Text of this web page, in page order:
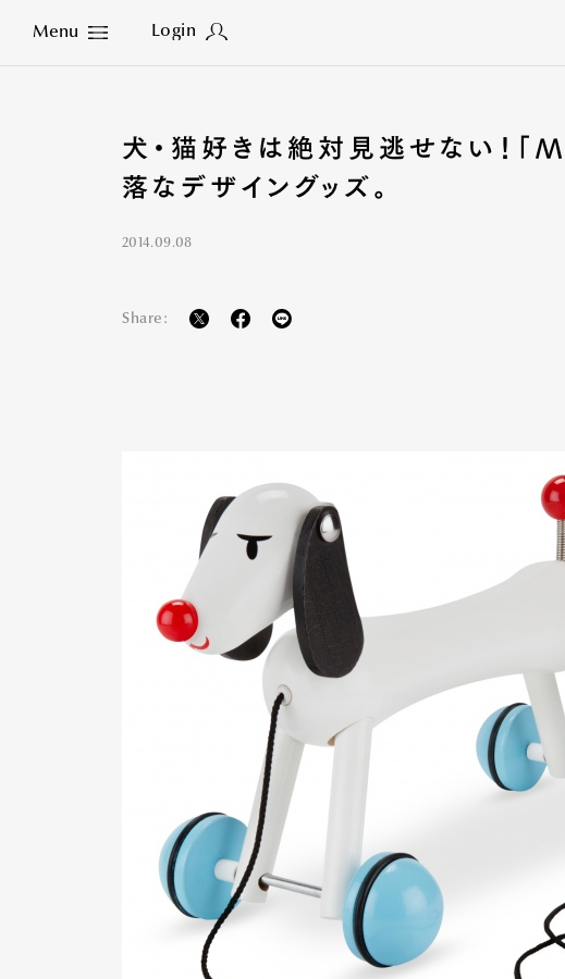
Menu Login
Close
犬・猫好きは絶対見逃せない！「
落なデザイングッズ。
2014.09.08
Share: